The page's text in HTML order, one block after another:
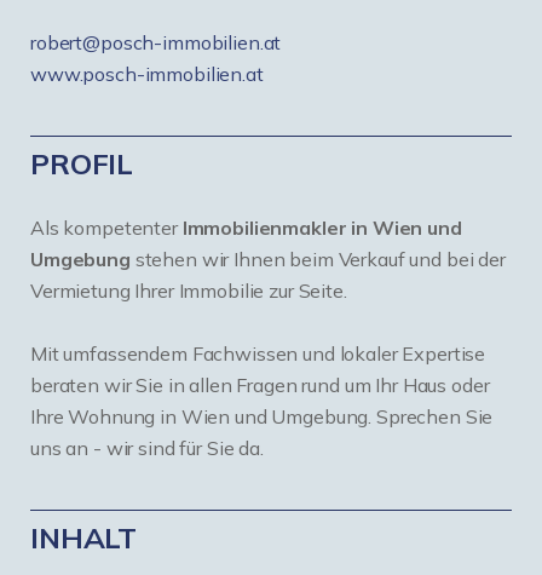
robert@posch-immobilien.at
www.posch-immobilien.at
PROFIL
Als kompetenter Immobilienmakler in Wien und
Umgebung stehen wir Ihnen beim Verkauf und bei der
Vermietung Ihrer Immobilie zur Seite.
Mit umfassendem Fachwissen und lokaler Expertise
beraten wir Sie in allen Fragen rund um Ihr Haus oder
Ihre Wohnung in Wien und Umgebung. Sprechen Sie
uns an - wir sind für Sie da.
INHALT